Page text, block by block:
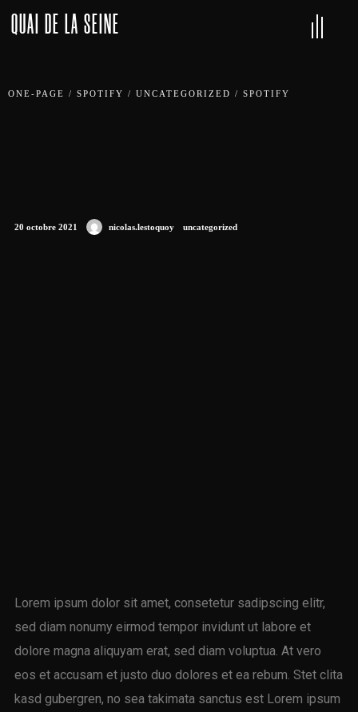
QUAI DE LA SEINE
ONE-PAGE / SPOTIFY / UNCATEGORIZED / SPOTIFY
20 octobre 2021 nicolas.lestoquoy uncategorized
Lorem ipsum dolor sit amet, consetetur sadipscing elitr,
sed diam nonumy eirmod tempor invidunt ut labore et
dolore magna aliquyam erat, sed diam voluptua. At vero
eos et accusam et justo duo dolores et ea rebum. Stet clita
kasd gubergren, no sea takimata sanctus est Lorem ipsum